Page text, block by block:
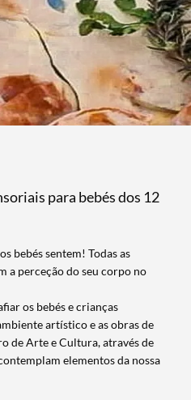
para bebés dos 12
bebés sentem! Todas as
a perceção do seu corpo no
os bebés e crianças
artístico e as obras de
de Arte e Cultura, através de
elementos da nossa